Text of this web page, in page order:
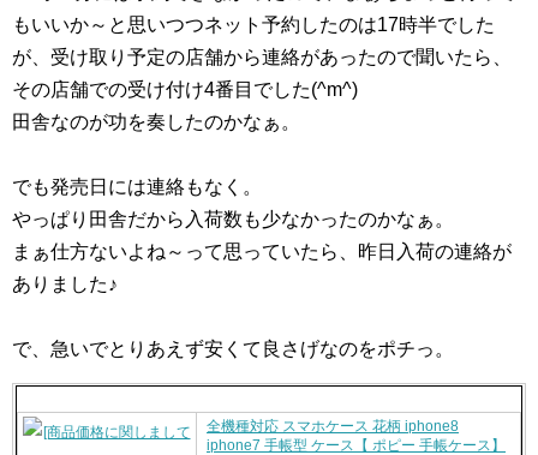
もいいか～と思いつつネット予約したのは17時半でした
が、受け取り予定の店舗から連絡があったので聞いたら、
その店舗での受け付け4番目でした(^m^)
田舎なのが功を奏したのかなぁ。
でも発売日には連絡もなく。
やっぱり田舎だから入荷数も少なかったのかなぁ。
まぁ仕方ないよね～って思っていたら、昨日入荷の連絡が
ありました♪
で、急いでとりあえず安くて良さげなのをポチっ。
全機種対応 スマホケース 花柄 iphone8
iphone7 手帳型 ケース【 ポピー 手帳ケース】